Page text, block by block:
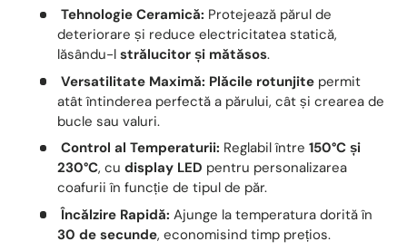
Tehnologie Ceramică: Protejează părul de
deteriorare și reduce electricitatea statică,
lăsându-l strălucitor și mătăsos.
Versatilitate Maximă: Plăcile rotunjitepermit
atât întinderea perfectă a părului, cât și crearea de
bucle sau valuri.
Control al Temperaturii: Reglabil între 150°C și
230°C, cu display LED pentru personalizarea
coafurii în funcție de tipul de păr.
Încălzire Rapidă: Ajunge la temperatura dorită în
30 de secunde, economisind timp prețios.